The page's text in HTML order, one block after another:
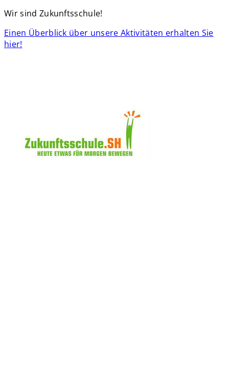
Wir sind Zukunftsschule!
Einen Überblick über unsere Aktivitäten erhalten Sie
hier!